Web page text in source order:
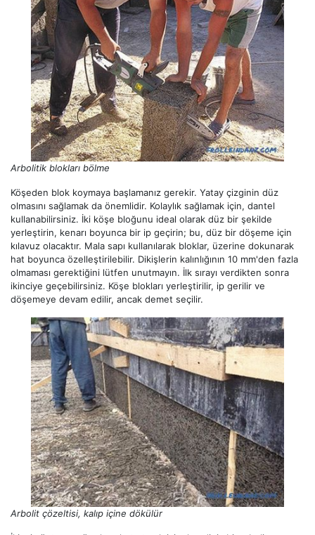
Arbolitik blokları bölme
Köşeden blok koymaya başlamanız gerekir. Yatay çizginin düz
olmasını sağlamak da önemlidir. Kolaylık sağlamak için, dantel
kullanabilirsiniz. İki köşe bloğunu ideal olarak düz bir şekilde
yerleştirin, kenarı boyunca bir ip geçirin; bu, düz bir döşeme için
kılavuz olacaktır. Mala sapı kullanılarak bloklar, üzerine dokunarak
hat boyunca özelleştirilebilir. Dikişlerin kalınlığının 10 mm'den fazla
olmaması gerektiğini lütfen unutmayın. İlk sırayı verdikten sonra
ikinciye geçebilirsiniz. Köşe blokları yerleştirilir, ip gerilir ve
döşemeye devam edilir, ancak demet seçilir.
Arbolit çözeltisi, kalıp içine dökülür